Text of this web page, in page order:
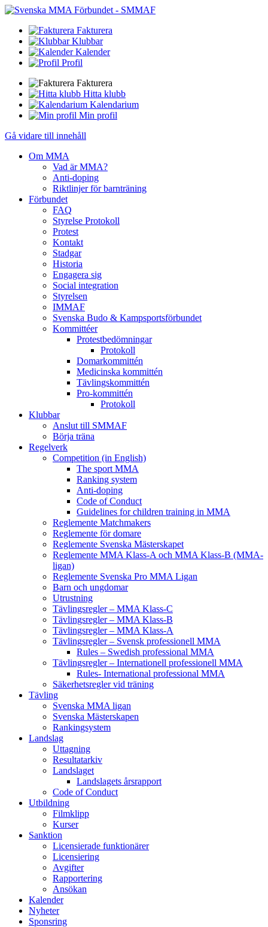
Fakturera
Klubbar
Kalender
Profil
Fakturera
Hitta klubb
Kalendarium
Min profil
Gå vidare till innehåll
Om MMA
Vad är MMA?
Anti-doping
Riktlinjer för barnträning
Förbundet
FAQ
Styrelse Protokoll
Protest
Kontakt
Stadgar
Historia
Engagera sig
Social integration
Styrelsen
IMMAF
Svenska Budo & Kampsportsförbundet
Kommittéer
Protestbedömningar
Protokoll
Domarkommittén
Medicinska kommittén
Tävlingskommittén
Pro-kommittén
Protokoll
Klubbar
Anslut till SMMAF
Börja träna
Regelverk
Competition (in English)
The sport MMA
Ranking system
Anti-doping
Code of Conduct
Guidelines for children training in MMA
Reglemente Matchmakers
Reglemente för domare
Reglemente Svenska Mästerskapet
Reglemente MMA Klass-A och MMA Klass-B (MMA-
ligan)
Reglemente Svenska Pro MMA Ligan
Barn och ungdomar
Utrustning
Tävlingsregler – MMA Klass-C
Tävlingsregler – MMA Klass-B
Tävlingsregler – MMA Klass-A
Tävlingsregler – Svensk professionell MMA
Rules – Swedish professional MMA
Tävlingsregler – Internationell professionell MMA
Rules- International professional MMA
Säkerhetsregler vid träning
Tävling
Svenska MMA ligan
Svenska Mästerskapen
Rankingsystem
Landslag
Uttagning
Resultatarkiv
Landslaget
Landslagets årsrapport
Code of Conduct
Utbildning
Filmklipp
Kurser
Sanktion
Licensierade funktionärer
Licensiering
Avgifter
Rapportering
Ansökan
Kalender
Nyheter
Sponsring